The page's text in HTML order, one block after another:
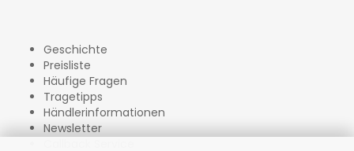
Geschichte
Preisliste
Häufige Fragen
Tragetipps
Händlerinformationen
Newsletter